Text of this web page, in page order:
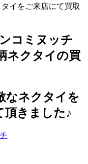
イをご来店にて買取
コミヌッチ
ネクタイの買
なネクタイを
頂きました♪